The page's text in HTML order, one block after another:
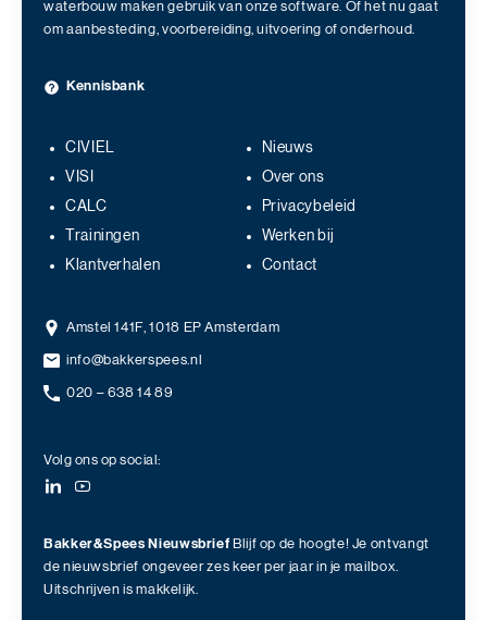
waterbouw maken gebruik van onze software. Of het nu gaat
om aanbesteding, voorbereiding, uitvoering of onderhoud.
Kennisbank
CIVIEL
VISI
CALC
Trainingen
Klantverhalen
Nieuws
Over ons
Privacybeleid
Werken bij
Contact
Amstel 141F, 1018 EP Amsterdam
info@bakkerspees.nl
020 – 638 14 89
Volg ons op social:
Bakker&Spees Nieuwsbrief Blijf op de hoogte! Je ontvangt
de nieuwsbrief ongeveer zes keer per jaar in je mailbox.
Uitschrijven is makkelijk.